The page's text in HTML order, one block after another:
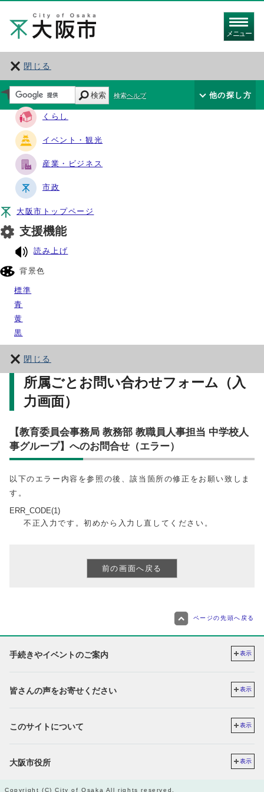
メニュー
閉じる
サイト・ナビ
くらし
イベント・観光
産業・ビジネス
市政
大阪市トップページ
支援機能
読み上げ
背景色
標準
青
黄
黒
閉じる
検索 検索ヘルプ 他の探し方
所属ごとお問い合わせフォーム（入
力画面）
【教育委員会事務局 教務部 教職員人事担当 中学校人
事グループ】へのお問合せ（エラー）
以下のエラー内容を参照の後、該当箇所の修正をお願い致しま
す。
ERR_CODE(1)
不正入力です。初めから入力し直してください。
ページの先頭へ戻る
手続きやイベントのご案内 表示
皆さんの声をお寄せください 表示
このサイトについて 表示
大阪市役所 表示
Copyright (C) City of Osaka All rights reserved.